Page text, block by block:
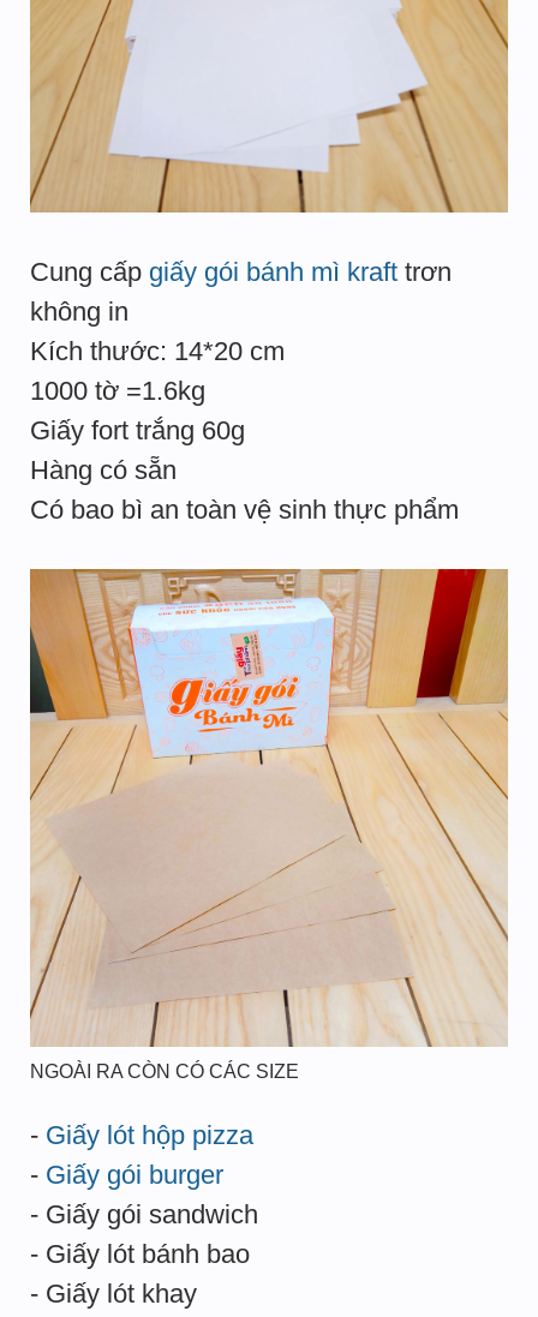
Cung cấp giấy gói bánh mì kraft trơn
không in
Kích thước: 14*20 cm
1000 tờ =1.6kg
Giấy fort trắng 60g
Hàng có sẵn
Có bao bì an toàn vệ sinh thực phẩm
NGOÀI RA CÒN CÓ CÁC SIZE
- Giấy lót hộp pizza
- Giấy gói burger
- Giấy gói sandwich
- Giấy lót bánh bao
- Giấy lót khay